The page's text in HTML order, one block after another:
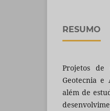
RESUMO
Projetos de
Geotecnia e
além de